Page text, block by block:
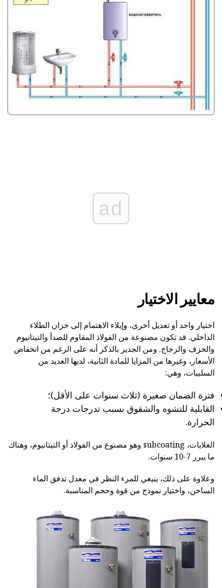
ad
معايير الاختيار
اختيار واحد أو تعديل أخرى، وإيلاء الاهتمام إلى خزان الطلاء
الداخلي. قد تكون مصنوعة من الفولاذ المقاوم للصدأ والتيتانيوم
والخزف والزجاج. ومن الجدير بالذكر أنه على الرغم من انخفاض
الأسعار، وغيرها من المزايا للمادة الثانية، لديها العديد من
السلبيات، وهي:
فترة الضمان صغيرة (ثلاث سنوات على الأقل)؛
القابلية للتشوه والشقوق بسبب تدرجات درجة
الحرارة.
الغلايات، subcoating وهو مصنوع من الفولاذ أو التيتانيوم، وهناك
ما يبرر 7-10 سنوات.
وعلاوة على ذلك، ينبغي للمرء النظر في معدل تدفق الماء
الساخن، واختيار نموذج من قوة وحجم المناسبة.